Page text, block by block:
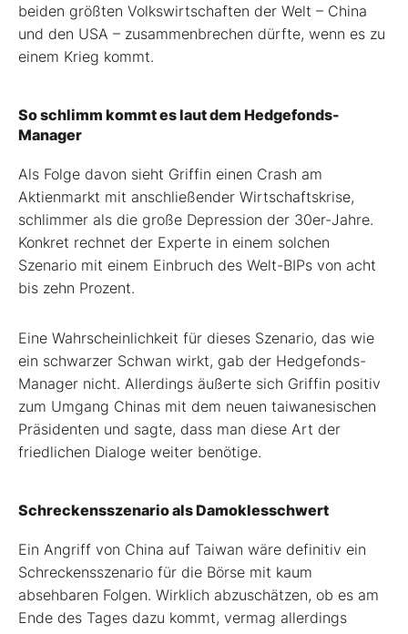
beiden größten Volkswirtschaften der Welt – China
und den USA – zusammenbrechen dürfte, wenn es zu
einem Krieg kommt.
So schlimm kommt es laut dem Hedgefonds-
Manager
Als Folge davon sieht Griffin einen Crash am
Aktienmarkt mit anschließender Wirtschaftskrise,
schlimmer als die große Depression der 30er-Jahre.
Konkret rechnet der Experte in einem solchen
Szenario mit einem Einbruch des Welt-BIPs von acht
bis zehn Prozent.
Eine Wahrscheinlichkeit für dieses Szenario, das wie
ein schwarzer Schwan wirkt, gab der Hedgefonds-
Manager nicht. Allerdings äußerte sich Griffin positiv
zum Umgang Chinas mit dem neuen taiwanesischen
Präsidenten und sagte, dass man diese Art der
friedlichen Dialoge weiter benötige.
Schreckensszenario als Damoklesschwert
Ein Angriff von China auf Taiwan wäre definitiv ein
Schreckensszenario für die Börse mit kaum
absehbaren Folgen. Wirklich abzuschätzen, ob es am
Ende des Tages dazu kommt, vermag allerdings